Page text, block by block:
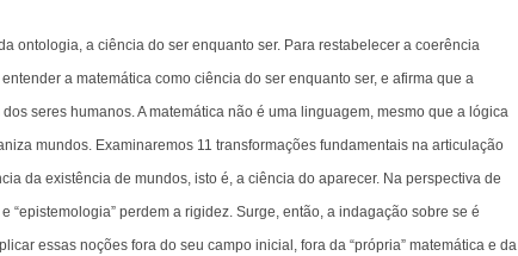
ontologia, a ciência do ser enquanto ser. Para restabelecer a coerência
a matemática como ciência do ser enquanto ser, e afirma que a
seres humanos. A matemática não é uma linguagem, mesmo que a lógica
mundos. Examinaremos 11 transformações fundamentais na articulação
da existência de mundos, isto é, a ciência do aparecer. Na perspectiva de
“epistemologia” perdem a rigidez. Surge, então, a indagação sobre se é
essas noções fora do seu campo inicial, fora da “própria” matemática e da